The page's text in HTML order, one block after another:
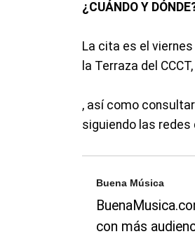
¿CUÁNDO Y
La cita es el
la Terraza del
, así como
siguiendo las redes
Buena Música
con más